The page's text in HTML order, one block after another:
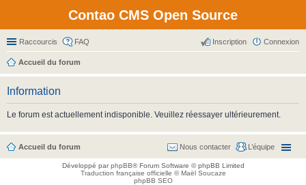
Contao CMS Open Source
Raccourcis FAQ Connexion
Inscription
Accueil du forum
Information
Le forum est actuellement indisponible. Veuillez réessayer ultérieurement.
Accueil du forum L’équipe
Nous contacter
Développé parphpBB® Forum Software © phpBB Limited
Traduction française officielle ©Maël Soucaze
phpBB SEO